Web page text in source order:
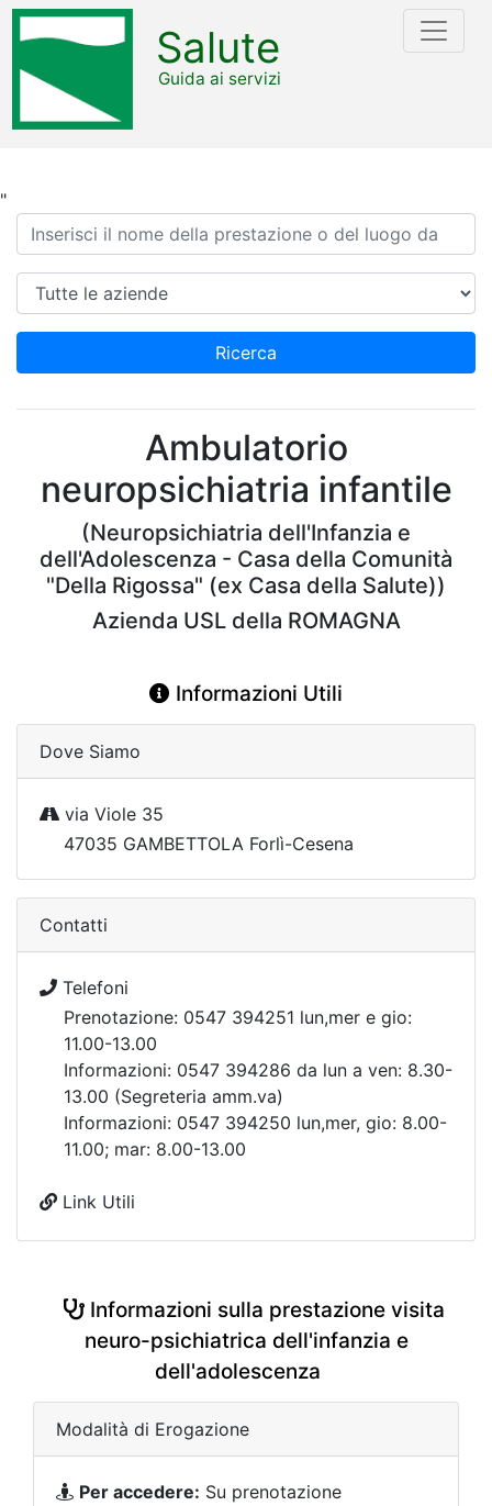
"
Salute
Guida ai servizi
Ricerca
Azienda
Ricerca
Ambulatorio
neuropsichiatria infantile
(Neuropsichiatria dell'Infanzia e
dell'Adolescenza - Casa della Comunità
"Della Rigossa" (ex Casa della Salute))
Azienda USL della ROMAGNA
Informazioni Utili
Dove Siamo
via Viole 35
47035 GAMBETTOLA Forlì-Cesena
Contatti
Telefoni
Prenotazione: 0547 394251 lun,mer e gio:
11.00-13.00
Informazioni: 0547 394286 da lun a ven: 8.30-
13.00 (Segreteria amm.va)
Informazioni: 0547 394250 lun,mer, gio: 8.00-
11.00; mar: 8.00-13.00
Link Utili
Informazioni sulla prestazione visita
neuro-psichiatrica dell'infanzia e
dell'adolescenza
Modalità di Erogazione
Per accedere: Su prenotazione